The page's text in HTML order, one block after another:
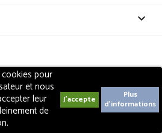
pour
et nous
leur
de
Plus
d'informations

Discount
internet EasyConceptTM